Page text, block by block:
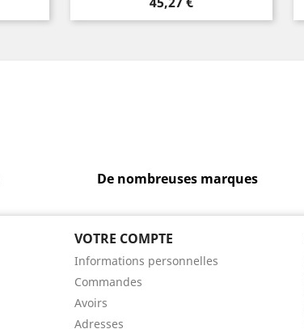
De nombreuses marques
VOTRE COMPTE
Informations personnelles
Commandes
Avoirs
Adresses